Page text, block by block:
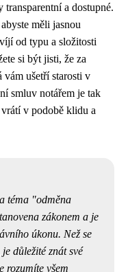
transparentní a dostupné.
měli jasnou
od typu a složitosti
si být jisti, že za
vám ušetří starosti v
smluv notářem je tak
v podobě klidu a
téma "odměna
zákonem a je
úkonu. Než se
důležité znát své
rozumíte všem